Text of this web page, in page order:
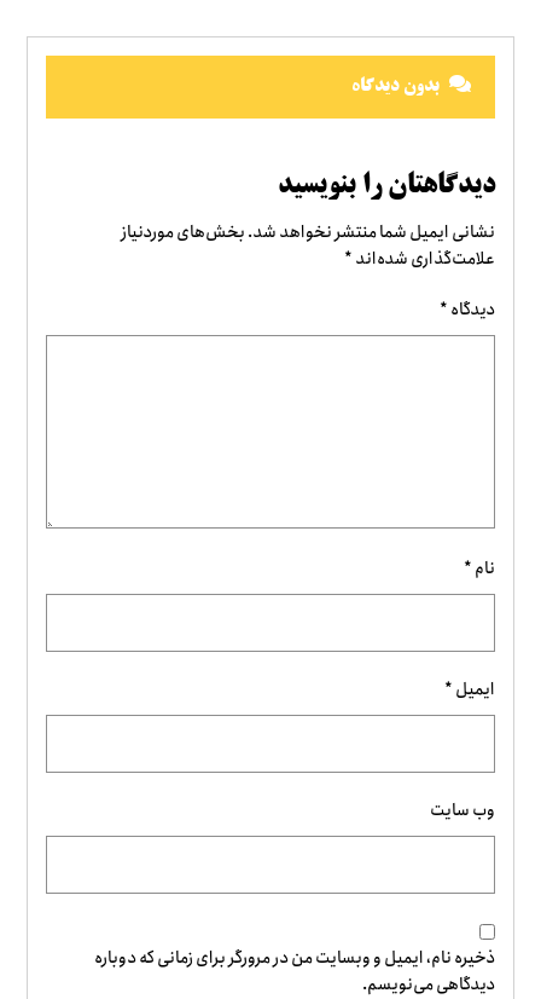
بدون دیدگاه
دیدگاهتان را بنویسید
نشانی ایمیل شما منتشر نخواهد شد.بخش‌های موردنیاز
علامت‌گذاری شده‌اند*
دیدگاه*
نام*
ایمیل*
وب‌ سایت
ذخیره نام، ایمیل و وبسایت من در مرورگر برای زمانی که دوباره
دیدگاهی می‌نویسم.